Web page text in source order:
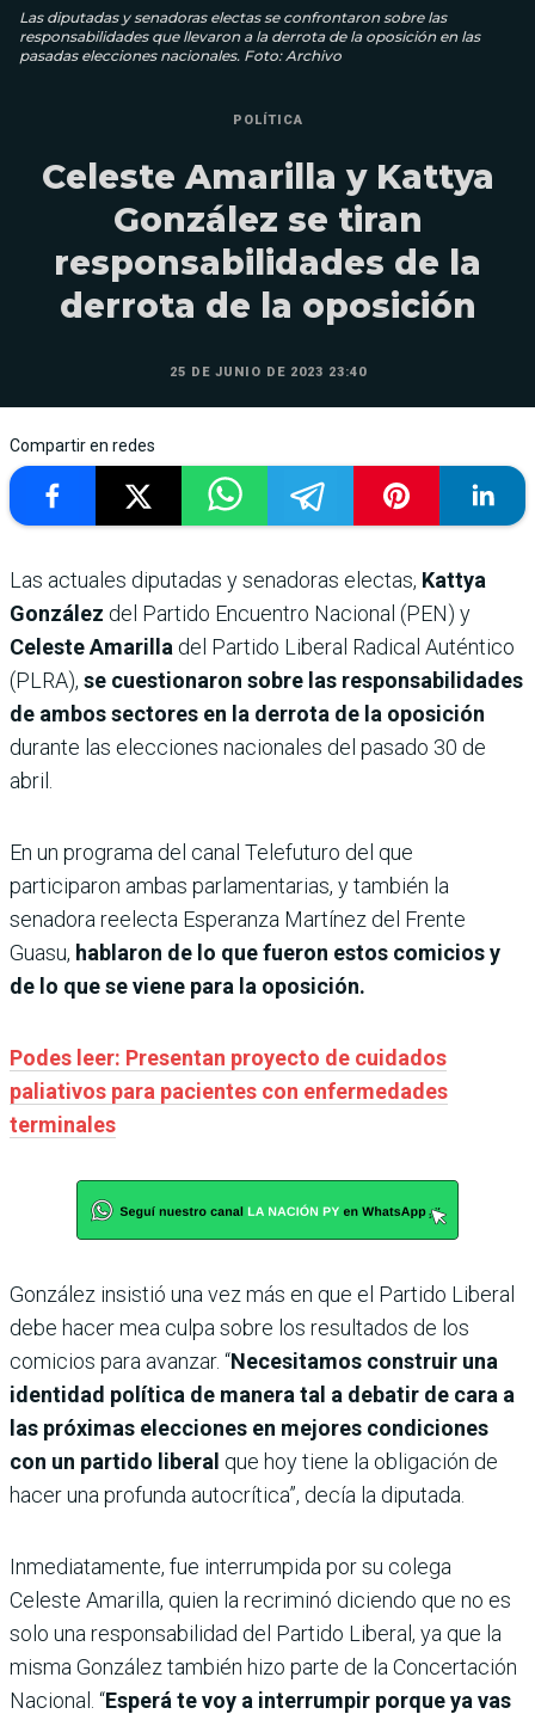
Las diputadas y senadoras electas se confrontaron sobre las
responsabilidades que llevaron a la derrota de la oposición en las
pasadas elecciones nacionales. Foto: Archivo
POLÍTICA
Celeste Amarilla y Kattya
González se tiran
responsabilidades de la
derrota de la oposición
25 DE JUNIO DE 2023 23:40
Compartir en redes
Las actuales diputadas y senadoras electas, Kattya
González del Partido Encuentro Nacional (PEN) y
Celeste Amarilla del Partido Liberal Radical Auténtico
(PLRA), se cuestionaron sobre las responsabilidades
de ambos sectores en la derrota de la oposición
durante las elecciones nacionales del pasado 30 de
abril.
En un programa del canal Telefuturo del que
participaron ambas parlamentarias, y también la
senadora reelecta Esperanza Martínez del Frente
Guasu, hablaron de lo que fueron estos comicios y
de lo que se viene para la oposición.
Podes leer: Presentan proyecto de cuidados
paliativos para pacientes con enfermedades
terminales
González insistió una vez más en que el Partido Liberal
debe hacer mea culpa sobre los resultados de los
comicios para avanzar. “Necesitamos construir una
identidad política de manera tal a debatir de cara a
las próximas elecciones en mejores condiciones
con un partido liberal que hoy tiene la obligación de
hacer una profunda autocrítica”, decía la diputada.
Inmediatamente, fue interrumpida por su colega
Celeste Amarilla, quien la recriminó diciendo que no es
solo una responsabilidad del Partido Liberal, ya que la
misma González también hizo parte de la Concertación
Nacional. “Esperá te voy a interrumpir porque ya vas